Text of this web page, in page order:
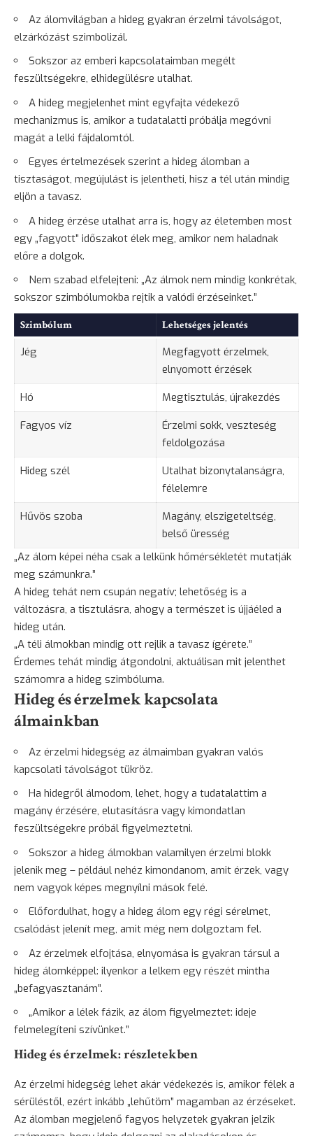
Az álomvilágban a hideg gyakran érzelmi távolságot,
elzárkózást szimbolizál.
Sokszor az emberi kapcsolataimban megélt
feszültségekre, elhidegülésre utalhat.
A hideg megjelenhet mint egyfajta védekező
mechanizmus is, amikor a tudatalatti próbálja megóvni
magát a lelki fájdalomtól.
Egyes értelmezések szerint a hideg álomban a
tisztaságot, megújulást is jelentheti, hisz a tél után mindig
eljön a tavasz.
A hideg érzése utalhat arra is, hogy az életemben most
egy „fagyott” időszakot élek meg, amikor nem haladnak
előre a dolgok.
Nem szabad elfelejteni: „Az álmok nem mindig konkrétak,
sokszor szimbólumokba rejtik a valódi érzéseinket.”
Szimbólum Lehetséges jelentés
Jég
Megfagyott érzelmek,
elnyomott érzések
Hó
Megtisztulás, újrakezdés
Fagyos víz
Érzelmi sokk, veszteség
feldolgozása
Hideg szél
Utalhat bizonytalanságra,
félelemre
Hűvös szoba
Magány, elszigeteltség,
belső üresség
„Az álom képei néha csak a lelkünk hőmérsékletét mutatják
meg számunkra.”
A hideg tehát nem csupán negatív; lehetőség is a
változásra, a tisztulásra, ahogy a természet is újjáéled a
hideg után.
„A téli álmokban mindig ott rejlik a tavasz ígérete.”
Érdemes tehát mindig átgondolni, aktuálisan mit jelenthet
számomra a hideg szimbóluma.
Hideg és érzelmek kapcsolata
álmainkban
Az érzelmi hidegség az álmaimban gyakran valós
kapcsolati távolságot tükröz.
Ha hidegről álmodom, lehet, hogy a tudatalattim a
magány érzésére, elutasításra vagy kimondatlan
feszültségekre próbál figyelmeztetni.
Sokszor a hideg álmokban valamilyen érzelmi blokk
jelenik meg – például nehéz kimondanom, amit érzek, vagy
nem vagyok képes megnyílni mások felé.
Előfordulhat, hogy a hideg álom egy régi sérelmet,
csalódást jelenít meg, amit még nem dolgoztam fel.
Az érzelmek elfojtása, elnyomása is gyakran társul a
hideg álomképpel: ilyenkor a lelkem egy részét mintha
„befagyasztanám”.
„Amikor a lélek fázik, az álom figyelmeztet: ideje
felmelegíteni szívünket.”
Hideg és érzelmek: részletekben
Az érzelmi hidegség lehet akár védekezés is, amikor félek a
sérüléstől, ezért inkább „lehűtöm” magamban az érzéseket.
Az álomban megjelenő fagyos helyzetek gyakran jelzik